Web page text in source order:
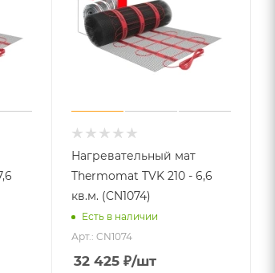
Нагревательный мат
Thermomat TVK 210 - 6,6
кв.м. (CN1074)
Есть в наличии
Арт.: CN1074
32 425₽/шт